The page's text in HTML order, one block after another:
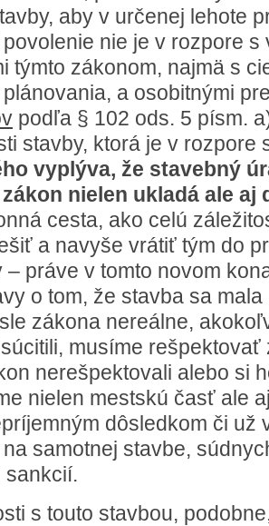
aby v určenej lehote
nie je v rozpore s
týmto zákonom, najmä s
a osobitnými
podľa § 102 ods. 5 písm.
stavby, ktorá je v rozpore
vyplýva, že stavebný
nielen ukladá ale
cesta, ako celú
a navyše vrátiť tým do
– práve v tomto novom
o tom, že stavba sa
zákona nereálne,
musíme
nerešpektovali alebo si
nielen mestskú časť ale
dôsledkom či už
samotnej stavbe,
sankcií.
s touto stavbou,